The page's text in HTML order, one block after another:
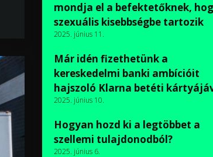
mondja el a befektetőknek,
szexuális kisebbségbe tartozik
2025. június 11.
Már idén fizethetünk a
kereskedelmi banki ambícióit
hajszoló Klarna betéti
2025. június 10.
Hogyan hozd ki a legtöbbet a
szellemi tulajdonodból?
2025. június 6.